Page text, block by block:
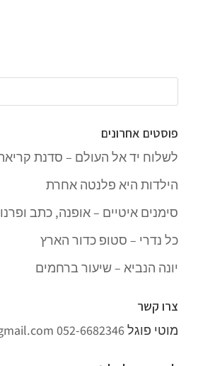
פוסטים אחרונים
לשלוח יד אל העולם – סדנת
הילדות היא פלנטה אחרת
סימנים איטיים – אופנה, כתב
כל נדרי – סטופ כדור הארץ
יונה הנביא – שיעור ברחמים
צרו קשר
מוטי פוגל052-6682346